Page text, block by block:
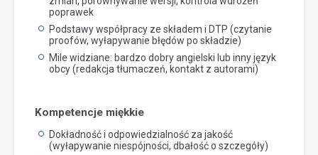
poprawek
Podstawy współpracy ze składem i DTP (czytanie
proofów, wyłapywanie błędów po składzie)
Mile widziane: bardzo dobry angielski lub inny język
obcy (redakcja tłumaczeń, kontakt z autorami)
Kompetencje miękkie
Dokładność i odpowiedzialność za jakość
(wyłapywanie niespójności, dbałość o szczegóły)